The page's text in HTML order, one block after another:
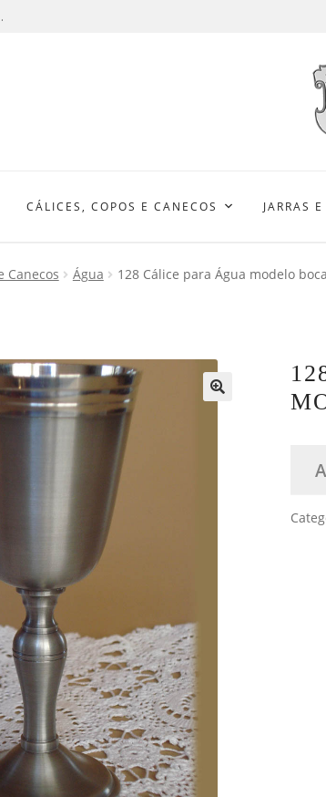
CÁLICES, COPOS E CANECOS JARRAS
Canecos Água 128 Cálice para Água modelo